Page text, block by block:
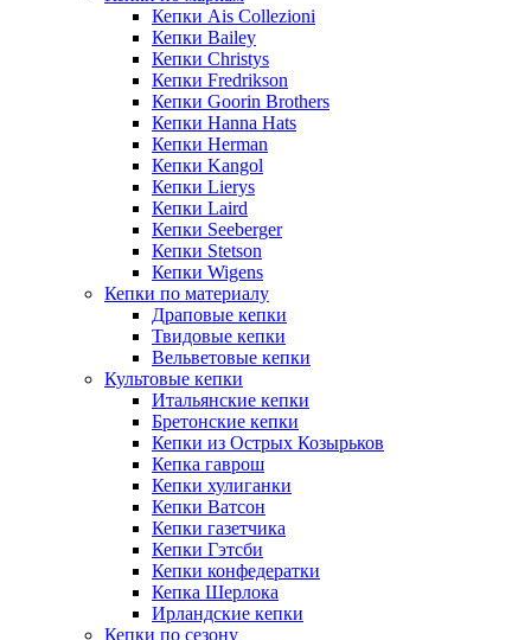
Кепки Ais Collezioni
Кепки Bailey
Кепки Christys
Кепки Fredrikson
Кепки Goorin Brothers
Кепки Hanna Hats
Кепки Herman
Кепки Kangol
Кепки Lierys
Кепки Laird
Кепки Seeberger
Кепки Stetson
Кепки Wigens
Кепки по материалу
Драповые кепки
Твидовые кепки
Вельветовые кепки
Культовые кепки
Итальянские кепки
Бретонские кепки
Кепки из Острых Козырьков
Кепка гаврош
Кепки хулиганки
Кепки Ватсон
Кепки газетчика
Кепки Гэтсби
Кепки конфедератки
Кепка Шерлока
Ирландские кепки
Кепки по сезону